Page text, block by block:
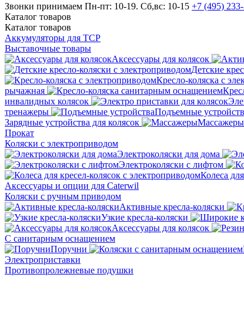
Звонки принимаем Пн-пт: 10-19. Сб,вс: 10-15 +7 (495)
Каталог товаров
Каталог товаров
Аккумуляторы для ТСР
Выставочные товары
Аксессуары для колясок
Детские
Кресло-коляска с
рычажная
инвалидных колясок
тренажеры
Подъемные
Зарядные устройства для колясок
Массажеры
Прокат
Коляски с электроприводом
Электроколяски для дома
Электроколяски с лифтом
Колеса
Аксессуары и опции для Caterwil
Коляски с ручным приводом
Активные кресла-коляски
Узкие кресла-коляски
Аксессуары для колясок
С санитарным оснащением
Поручни
Электроприставки
Противопролежневые подушки